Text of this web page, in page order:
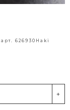
арт. 626930Haki
+